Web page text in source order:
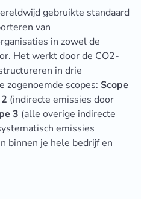
gebruikte standaard
van
in zowel de
Het werkt door de CO2-
in drie
zogenoemde scopes: Scope
(indirecte emissies door
3 (alle overige indirecte
emissies
binnen je hele bedrijf en